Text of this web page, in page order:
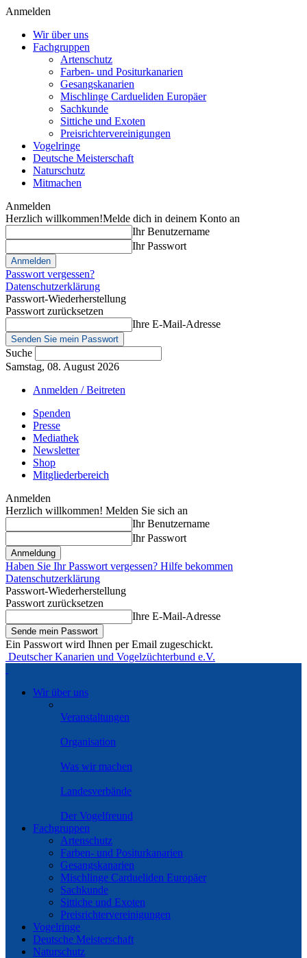
Anmelden
Wir über uns
Fachgruppen
Artenschutz
Farben- und Positurkanarien
Gesangskanarien
Mischlinge Cardueliden Europäer
Sachkunde
Sittiche und Exoten
Preisrichtervereinigungen
Vogelringe
Deutsche Meisterschaft
Naturschutz
Mitmachen
Anmelden
Herzlich willkommen!Melde dich in deinem Konto an
Ihr Benutzername
Ihr Passwort
Passwort vergessen?
Datenschutzerklärung
Passwort-Wiederherstellung
Passwort zurücksetzen
Ihre E-Mail-Adresse
Suche
Samstag, 08. August 2026
Anmelden / Beitreten
Spenden
Presse
Mediathek
Newsletter
Shop
Mitgliederbereich
Anmelden
Herzlich willkommen! Melden Sie sich an
Ihr Benutzername
Ihr Passwort
Haben Sie Ihr Passwort vergessen? Hilfe bekommen
Datenschutzerklärung
Passwort-Wiederherstellung
Passwort zurücksetzen
Ihre E-Mail-Adresse
Ein Passwort wird Ihnen per Email zugeschickt.
Deutscher Kanarien und Vogelzüchterbund e.V.
Wir über uns
Veranstaltungen
Organisation
Was wir machen
Landesverbände
Der Vogelfreund
Fachgruppen
Artenschutz
Farben- und Positurkanarien
Gesangskanarien
Mischlinge Cardueliden Europäer
Sachkunde
Sittiche und Exoten
Preisrichtervereinigungen
Vogelringe
Deutsche Meisterschaft
Naturschutz